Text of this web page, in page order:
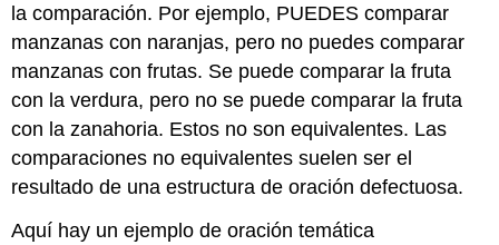
la comparación. Por ejemplo, PUEDES comparar
manzanas con naranjas, pero no puedes comparar
manzanas con frutas. Se puede comparar la fruta
con la verdura, pero no se puede comparar la fruta
con la zanahoria. Estos no son equivalentes. Las
comparaciones no equivalentes suelen ser el
resultado de una estructura de oración defectuosa.
Aquí hay un ejemplo de oración temática